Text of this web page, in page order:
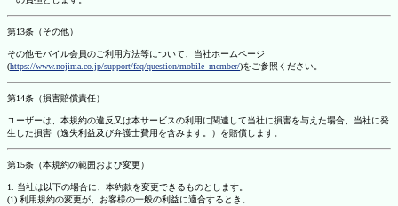
第13条（その他）
その他モバイル会員のご利用方法等について、当社ホームページ
(https://www.nojima.co.jp/support/faq/question/mobile_member/)をご参照ください。
第14条（損害賠償責任）
ユーザーは、本規約の違反又は本サービスの利用に関連して当社に損害を与えた場合、当社に発
生した損害（逸失利益及び弁護士費用を含みます。）を賠償します。
第15条（本規約の範囲および変更）
1. 当社は以下の場合に、本約款を変更できるものとします。
(1) 利用規約の変更が、お客様の一般の利益に適合するとき。